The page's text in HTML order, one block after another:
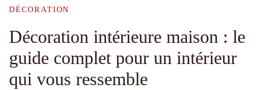
DÉCORATION
Décoration intérieure maison : le
guide complet pour un intérieur
qui vous ressemble